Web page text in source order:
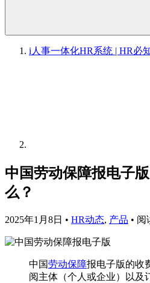
i人事一体化HR系统 | HR必
中国劳动保障报电子
么？
2025年1月8日 • HR动态, 产品 • 阅
中国劳动保障报电子版的收
阅主体（个人或企业）以及